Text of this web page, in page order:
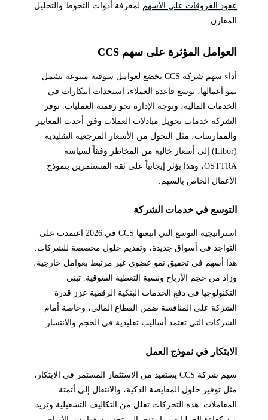
عقود الفروقات على الأسهملمعرفة أدوات التحوط والتحليل
المقارن.
العوامل المؤثرة على سهم CCS
أداء سهم شركة CCS يخضع لعوامل سوقية متنوعة تشمل
نمو أعمالها، توسع قاعدة العملاء، استحداث ابتكارات في
الخدمات المالية، وتوجه الإدارة نحو رقمنة العمليات. توفر
الشركة خدمات تحويل مبادلات العملات وفق أحدث المعايير
والممارسات، مثل التحول من الأسعار المرجعية التقليدية
(Libor) إلى أسعار خالية من المخاطر وفقاً لسياسة
OSTTRA، وهذا يؤثر إيجابياً على ثقة المستثمرين بنموذج
الأعمال الخاص بالسهم.
التوسع في خدمات الشركة
استراتيجية التوسع التي اتبعتها CCS في 2026 اعتمدت على
التواجد في أسواق جديدة، وتقديم حلول مخصصة للشركات.
هذا أسهم في تحقيق نمو عضوي غير مرتبط بعوامل خارجية،
وزاد من حجم الأرباح ونسبة التغطية السوقية. تبني
التكنولوجيا في دفع الخدمات البنكية الرقمية عزز قدرة
الشركة على المنافسة ضمن القطاع المالي، وخاصة أمام
الشركات التي تعتمد أساليب تقليدية في الحجم والانتشار.
الابتكار في نموذج العمل
سهم شركة CCS يستفيد من الاستثمار المستمر في الابتكار،
مثل توفير حلول المقايضة الذكية، والانتقال إلى أتمتة
المعاملات. هذه التحركات تقلل من التكاليف التشغيلية وتزيد